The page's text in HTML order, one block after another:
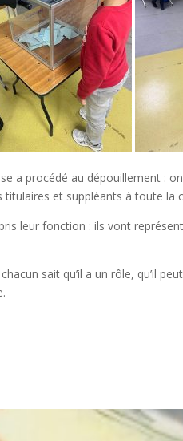
a procédé au dépouillement :
titulaires et suppléants à toute la
leur fonction : ils vont
sait qu’il a un rôle, qu’il